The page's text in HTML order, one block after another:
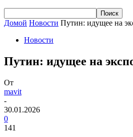
Домой Новости Путин: идущее на
Новости
Путин: идущее на
От
mavit
-
30.01.2026
0
141